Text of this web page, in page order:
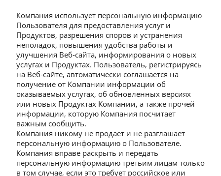
Компания использует персональную информацию
Пользователя для предоставления услуг и
Продуктов, разрешения споров и устранения
неполадок, повышения удобства работы и
улучшения Веб-сайта, информирования о новых
услугах и Продуктах. Пользователь, регистрируясь
на Веб-сайте, автоматически соглашается на
получение от Компании информации об
оказываемых услугах, об обновленных версиях
или новых Продуктах Компании, а также прочей
информации, которую Компания посчитает
важным сообщить.
Компания никому не продает и не разглашает
персональную информацию о Пользователе.
Компания вправе раскрыть и передать
персональную информацию третьим лицам только
в том случае, если это требует российское или